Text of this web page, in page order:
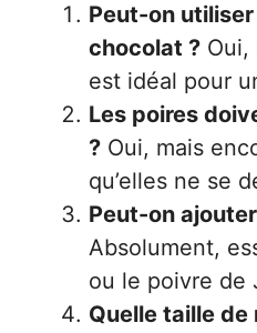
Peut-on
chocolat ? Oui,
est idéal pour
Les poires
? Oui, mais
qu’elles ne se
Peut-on
Absolument,
ou le poivre de
Quelle taille de